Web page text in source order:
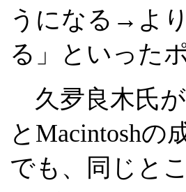
うになる→よ
る」といった
久夛良木氏
とMacintoshの
でも、同じと